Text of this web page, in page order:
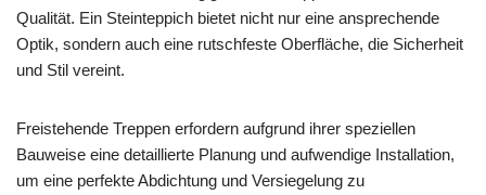
Qualität. Ein Steinteppich bietet nicht nur eine ansprechende
Optik, sondern auch eine rutschfeste Oberfläche, die Sicherheit
und Stil vereint.
Freistehende Treppen erfordern aufgrund ihrer speziellen
Bauweise eine detaillierte Planung und aufwendige Installation,
um eine perfekte Abdichtung und Versiegelung zu